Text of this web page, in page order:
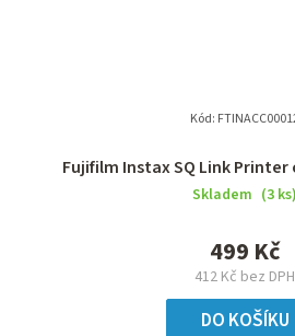
Fujifilm Instax SQ Link Printer
Skladem (3 ks)
412 Kč bez DPH
499 Kč
DO KOŠÍKU
Kód: